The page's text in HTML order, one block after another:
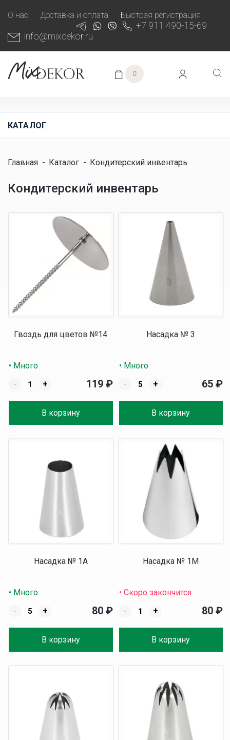
О нас Доставка и оплата Быстрая регистрация
+7 911 490-15-69
info@mixdekor.ru
0
КАТАЛОГ
Главная - Каталог - Кондитерский инвентарь
Кондитерский инвентарь
Гвоздь для цветов №14
• Много
-
+
В корзину
119 ₽
Насадка № 3
• Много
-
+
В корзину
65 ₽
Насадка № 1A
• Много
-
+
В корзину
80 ₽
Насадка № 1M
• Скоро закончится
-
+
В корзину
80 ₽